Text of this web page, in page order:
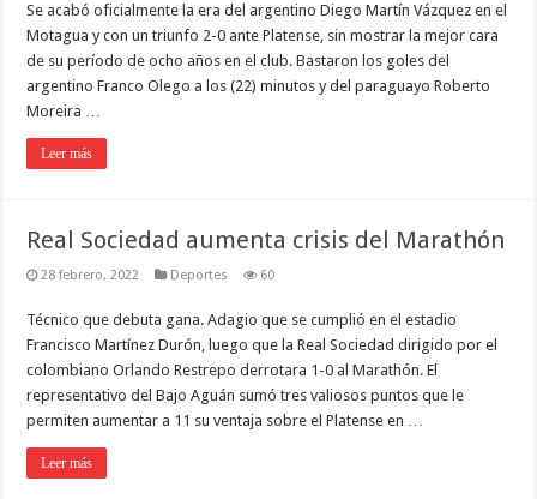
Se acabó oficialmente la era del argentino Diego Martín Vázquez en el
Motagua y con un triunfo 2-0 ante Platense, sin mostrar la mejor cara
de su período de ocho años en el club. Bastaron los goles del
argentino Franco Olego a los (22) minutos y del paraguayo Roberto
Moreira …
Leer más
Real Sociedad aumenta crisis del Marathón
28 febrero, 2022 Deportes 60
Técnico que debuta gana. Adagio que se cumplió en el estadio
Francisco Martínez Durón, luego que la Real Sociedad dirigido por el
colombiano Orlando Restrepo derrotara 1-0 al Marathón. El
representativo del Bajo Aguán sumó tres valiosos puntos que le
permiten aumentar a 11 su ventaja sobre el Platense en …
Leer más